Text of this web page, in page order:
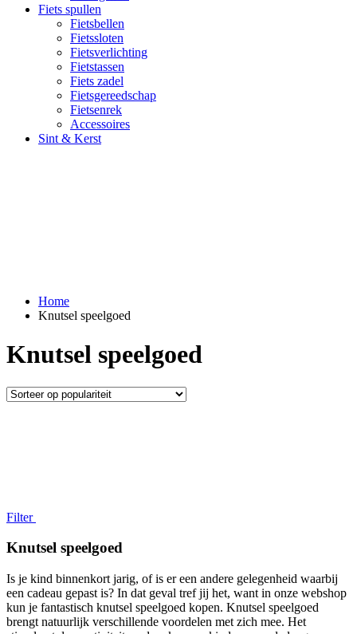
Fiets spullen
Fietsbellen
Fietssloten
Fietsverlichting
Fietstassen
Fiets zadel
Fietsgereedschap
Fietsenrek
Accessoires
Sint & Kerst
Home
Knutsel speelgoed
Knutsel speelgoed
Filter
Knutsel speelgoed
Is je kind binnenkort jarig, of is er een andere gelegenheid waarbij
een cadeau gepast is? In dat geval tref jij het, want in onze webshop
kun je fantastisch knutsel speelgoed kopen. Knutsel speelgoed
brengt natuurlijk verschillende voordelen met zich mee. Het